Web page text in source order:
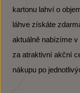
kartonu lahví o
láhve získáte
aktuálně nabízíme
za atraktivní akční
nákupu po